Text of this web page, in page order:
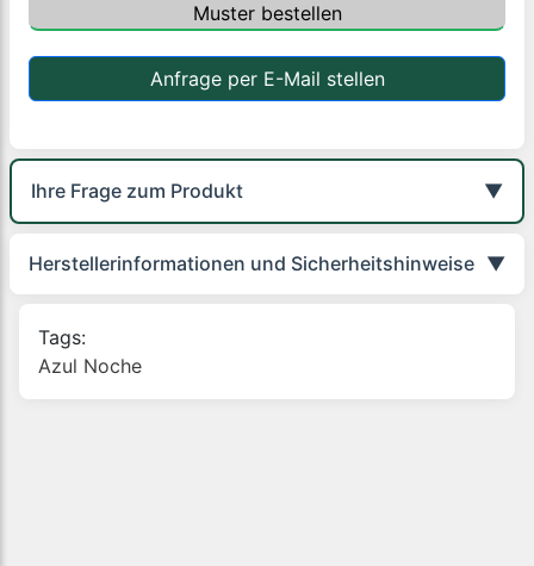
Muster bestellen
Anfrage per E-Mail stellen
Ihre Frage zum Produkt ▼
Herstellerinformationen und Sicherheitshinweise ▼
Tags:
Azul Noche